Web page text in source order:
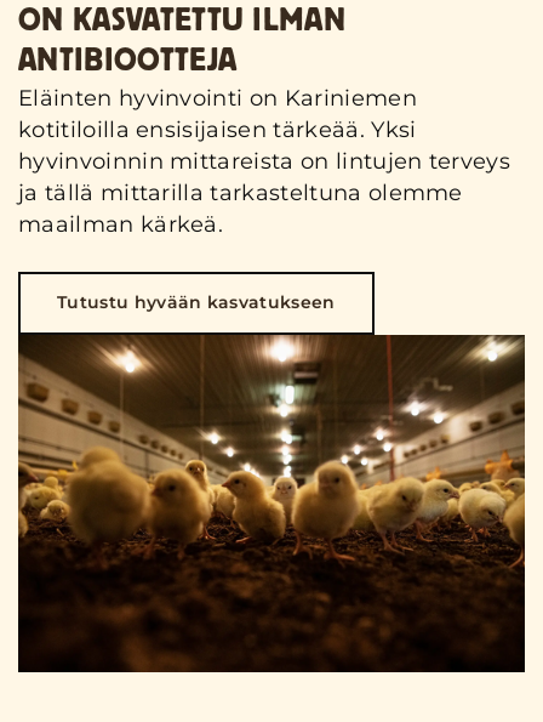
ON KASVATETTU ILMAN
ANTIBIOOTTEJA
Eläinten hyvinvointi on Kariniemen
kotitiloilla ensisijaisen tärkeää. Yksi
hyvinvoinnin mittareista on lintujen terveys
ja tällä mittarilla tarkasteltuna olemme
maailman kärkeä.
Tutustu hyvään kasvatukseen